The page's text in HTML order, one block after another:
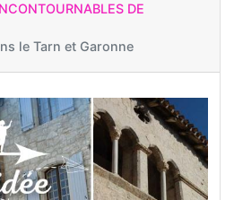
DE
le Tarn et Garonne